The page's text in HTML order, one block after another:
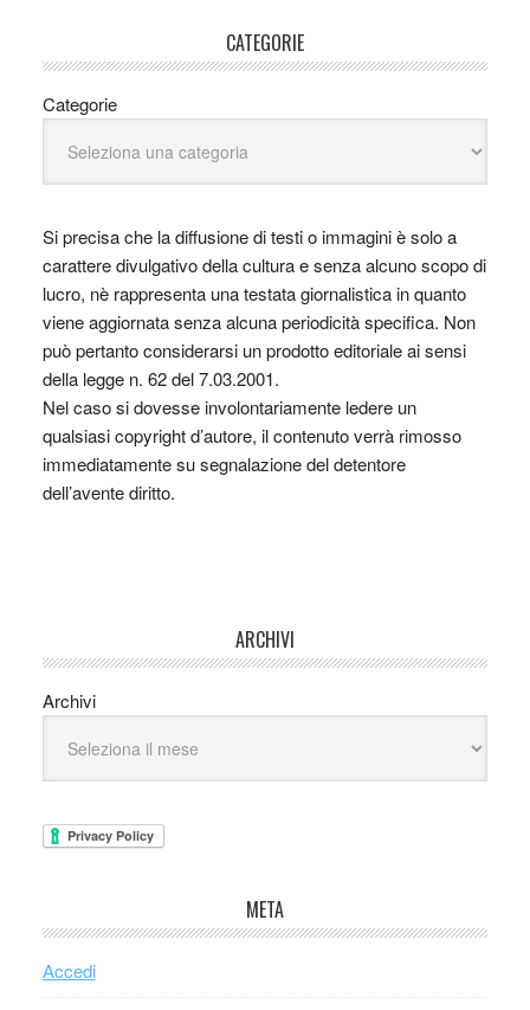
CATEGORIE
Categorie
Si precisa che la diffusione di testi o immagini è solo a
carattere divulgativo della cultura e senza alcuno scopo di
lucro, nè rappresenta una testata giornalistica in quanto
viene aggiornata senza alcuna periodicità specifica. Non
può pertanto considerarsi un prodotto editoriale ai sensi
della legge n. 62 del 7.03.2001.
Nel caso si dovesse involontariamente ledere un
qualsiasi copyright d’autore, il contenuto verrà rimosso
immediatamente su segnalazione del detentore
dell’avente diritto.
ARCHIVI
Archivi
META
Accedi